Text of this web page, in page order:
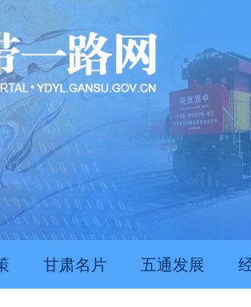
推动经济持续向新
甘肃名片 五通发展